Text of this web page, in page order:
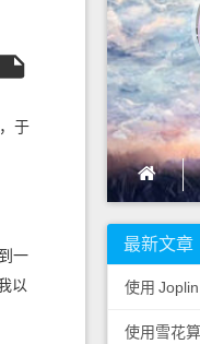
于
一
以
最新文章
使用
使用雪花